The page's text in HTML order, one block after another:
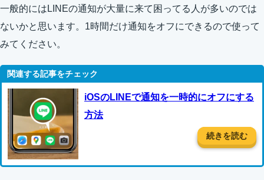
一般的にはLINEの通知が大量に来て困ってる人が多いのでは
ないかと思います。1時間だけ通知をオフにできるので使って
みてください。
iOSのLINEで通知を一時的にオフにする
方法
続きを読む